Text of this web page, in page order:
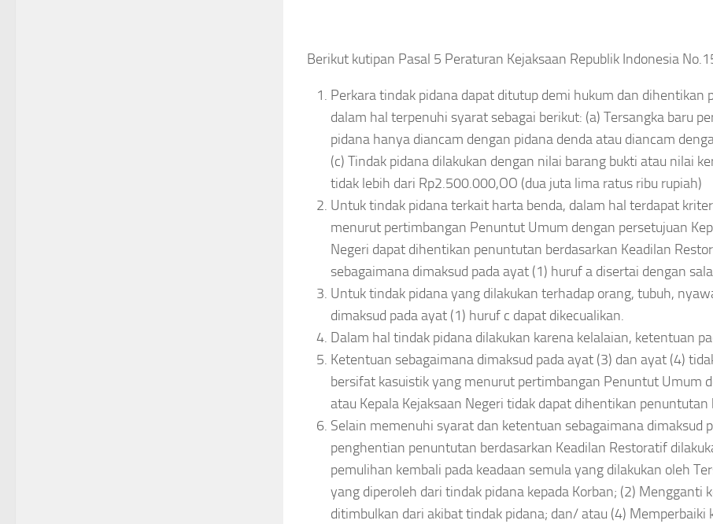
Berikut kutipan Pasal 5 Peraturan Kejaksaan Republik Indonesia
Perkara tindak pidana dapat ditutup demi hukum dan
dalam hal terpenuhi syarat sebagai berikut: (a) Tersangka baru
pidana hanya diancam dengan pidana denda atau diancam
(c) Tindak pidana dilakukan dengan nilai barang bukti atau nilai
tidak lebih dari Rp2.500.000,OO (dua juta lima ratus ribu rupiah)
Untuk tindak pidana terkait harta benda, dalam hal terdapat
menurut pertimbangan Penuntut Umum dengan persetujuan
Negeri dapat dihentikan penuntutan berdasarkan Keadilan
sebagaimana dimaksud pada ayat (1) huruf a disertai dengan
Untuk tindak pidana yang dilakukan terhadap orang, tubuh,
dimaksud pada ayat (1) huruf c dapat dikecualikan.
Dalam hal tindak pidana dilakukan karena kelalaian, ketentuan
Ketentuan sebagaimana dimaksud pada ayat (3) dan ayat (4)
bersifat kasuistik yang menurut pertimbangan Penuntut Umum
atau Kepala Kejaksaan Negeri tidak dapat dihentikan
Selain memenuhi syarat dan ketentuan sebagaimana dimaksud
penghentian penuntutan berdasarkan Keadilan Restoratif
pemulihan kembali pada keadaan semula yang dilakukan oleh
yang diperoleh dari tindak pidana kepada Korban; (2) Mengganti
ditimbulkan dari akibat tindak pidana; dan/ atau (4)